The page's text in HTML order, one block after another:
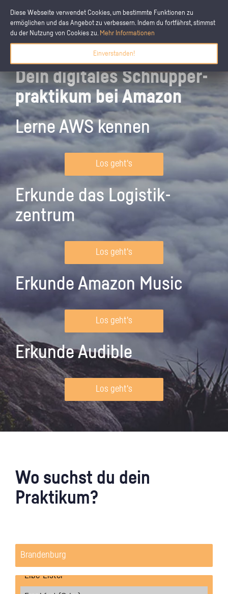
Diese Webseite verwendet Cookies, um bestimmte Funktionen zu
ermöglichen und das Angebot zu verbessern. Indem du fortfährst, stimmst
du der Nutzung von Cookies zu. Mehr Informationen
Einverstanden!
Dein digitales Schnupper­
praktikum bei Amazon
Lerne AWS kennen
Los geht's
Erkunde das Logistik­
zentrum
Los geht's
Erkunde Amazon Music
Los geht's
Erkunde Audible
Los geht's
Wo suchst du dein
Praktikum?